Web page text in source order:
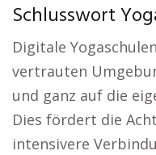
Schlusswort
Digitale
vertrauten
und ganz auf die
Dies fördert die
intensivere